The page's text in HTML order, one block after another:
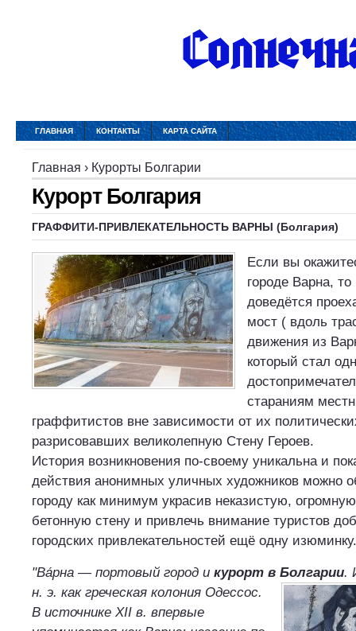
ГЛАВНАЯ КОНТАКТЫ КАРТА САЙТА
Главная › Курорты Болгарии
Курорт Болгария
ГРАФФИТИ-ПРИВЛЕКАТЕЛЬНОСТЬ ВАРНЫ (Болгария)
Если вы
городе Варна, то
доведётся
мост ( вдоль
движения из
который стал
стараниям
граффитистов вне зависимости от их
разрисовавших великолепную Стену Героев.
История возникновения по-своему уникальна и
действия анонимных уличных художников можно
городу как минимум украсив неказистую,
бетонную стену и привлечь внимание туристов
городских привлекательностей ещё одну изюминку.
"Ва́рна — портовый город и курорт в Болгарии.
н. э. как греческая колония Одессос.
В источнике XII в. впервые